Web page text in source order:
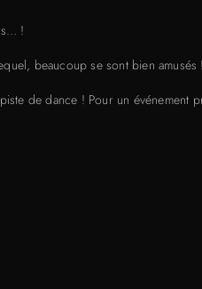
!
beaucoup se sont bien
de dance ! Pour un événement